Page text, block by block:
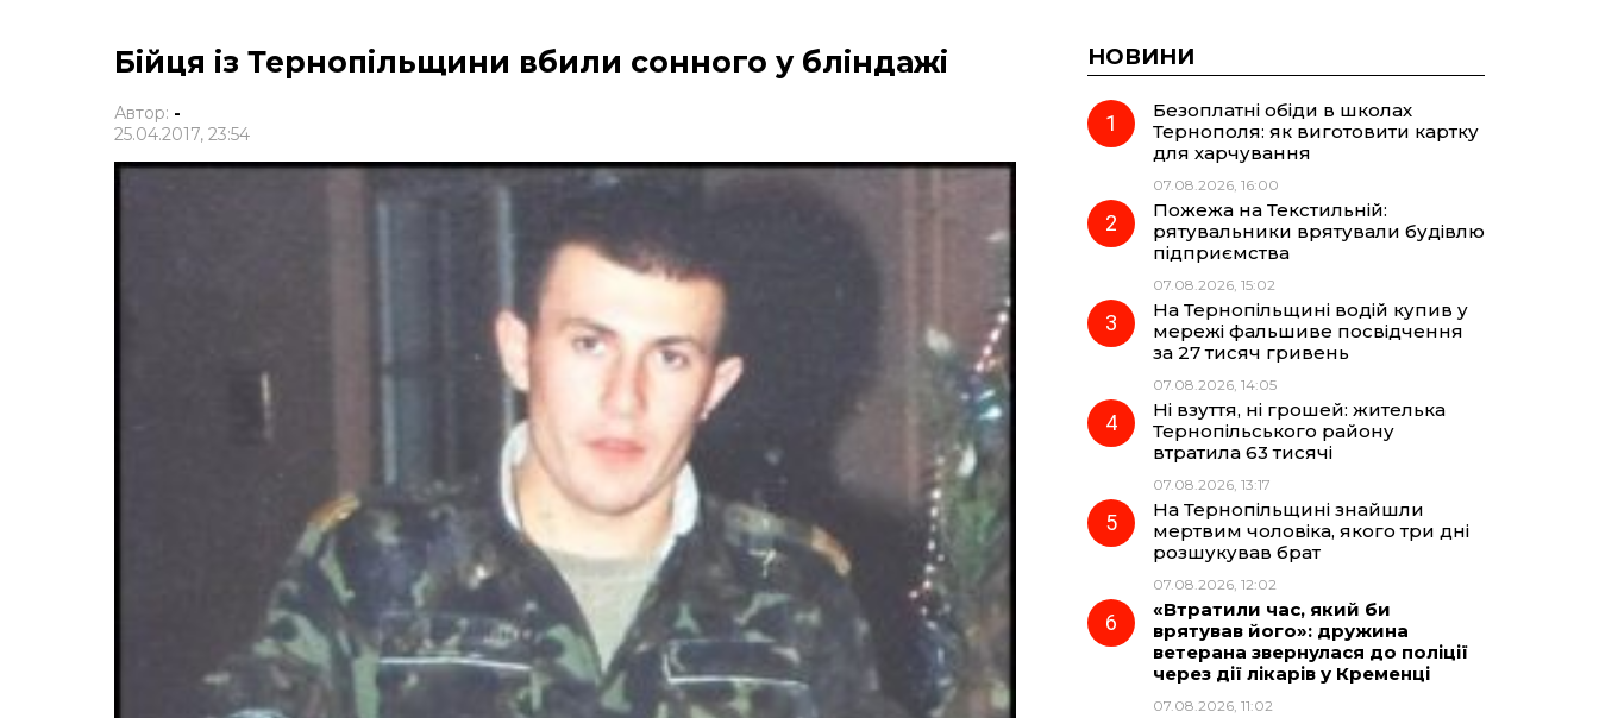
Бійця із Тернопільщини вбили сонного у бліндажі
Автор: -
25.04.2017, 23:54
НОВИНИ
Безоплатні обіди в школах
Тернополя: як виготовити картку
для харчування
07.08.2026, 16:00
Пожежа на Текстильній:
рятувальники врятували будівлю
підприємства
07.08.2026, 15:02
На Тернопільщині водій купив у
мережі фальшиве посвідчення
за 27 тисяч гривень
07.08.2026, 14:05
Ні взуття, ні грошей: жителька
Тернопільського району
втратила 63 тисячі
07.08.2026, 13:17
На Тернопільщині знайшли
мертвим чоловіка, якого три дні
розшукував брат
07.08.2026, 12:02
«Втратили час, який би
врятував його»: дружина
ветерана звернулася до поліції
через дії лікарів у Кременці
07.08.2026, 11:02